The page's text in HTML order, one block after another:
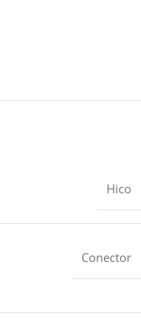
Hico
Conector